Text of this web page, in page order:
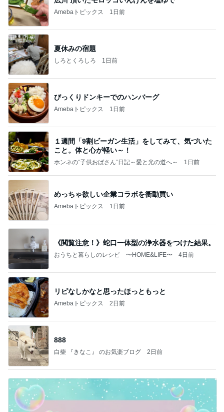
Amebaトピックス 1日前
夏休みの宿題
しろとくろしろ 1日前
びっくりドンキーでのハンバーグ
Amebaトピックス 1日前
１週間「9割ビーガン生活」をしてみて、気づいた
こと。体と心が軽い～！
ホンネの“子供おばさん”日記～愛と光の道へ～ 1日前
めっちゃ欲しい企業コラボを衝動買い
Amebaトピックス 1日前
《閲覧注意！》蛇口一体型の浄水器をつけた結果。
おうちと暮らしのレシピ 〜HOME&LIFE〜 4日前
リピなしかなと思ったほっともっと
Amebaトピックス 2日前
888
白柴 『きなこ』 のお気楽ブログ 2日前